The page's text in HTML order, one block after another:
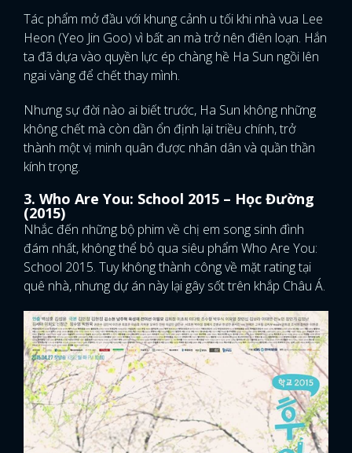
Tác phẩm mở đầu với khung cảnh u tối khi nhà vua Lee
Heon (Yeo Jin Goo) vì bất an mà trở nên điên loạn. Hắn
ta đã dựa vào quyền lực ép chàng hề Ha Sun ngồi lên
ngai vàng để chết thay mình.
Nhưng sự đời nào ai biết trước, Ha Sun không những
không chết mà còn dần ổn định lại triều chính, trở
thành một vị minh quân được nhân dân và quần thần
kính trọng.
3. Who Are You: School 2015 – Học Đường
(2015)
Nhắc đến những bộ phim về chị em song sinh đình
đám nhất, không thể bỏ qua siêu phẩm Who Are You:
School 2015. Tuy không thành công về mặt rating tại
quê nhà, nhưng dự án này lại gây sốt trên khắp Châu Á.